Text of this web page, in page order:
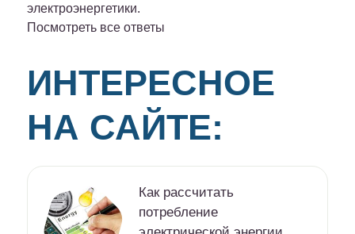
электроэнергетики.
Посмотреть все ответы
ИНТЕРЕСНОЕ
НА САЙТЕ:
Как рассчитать
потребление